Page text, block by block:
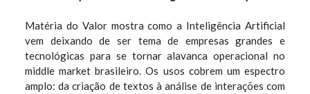
Matéria do Valor mostra como a Inteligência Artificial
vem deixando de ser tema de empresas grandes e
tecnológicas para se tornar alavanca operacional no
middle market brasileiro. Os usos cobrem um espectro
amplo: da criação de textos à análise de interações com